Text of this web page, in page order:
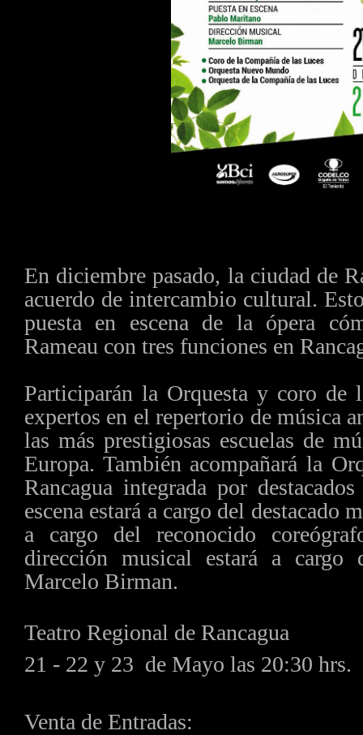
En diciembre pasado, la ciudad de
acuerdo de intercambio cultural.
puesta en escena de la ópera
Rameau con tres funciones en
Participarán la Orquesta y coro de
expertos en el repertorio de música
las más prestigiosas escuelas de
Europa. También acompañará la
Rancagua integrada por
escena estará a cargo del
a cargo del reconocido
dirección musical estará a cargo
Marcelo Birman.
Teatro Regional de Rancagua
21 - 22 y 23 de Mayo las 20:30 hrs.
Venta de Entradas: